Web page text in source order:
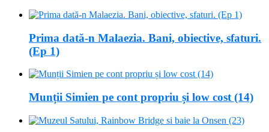
Prima dată-n Malaezia. Bani, obiective, sfaturi.
(Ep 1)
Munții Simien pe cont propriu și low cost (14)